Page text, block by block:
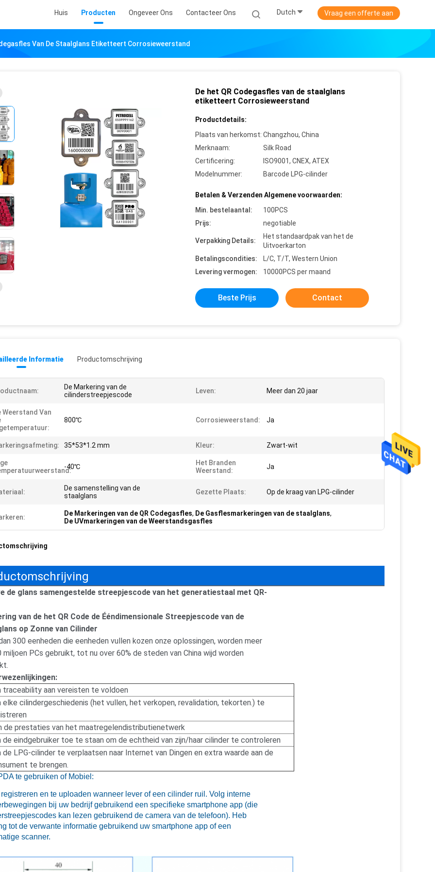
Huis Producten Ongeveer Ons Contacteer Ons Dutch Vraag een offerte aan
Van De Staalglans Etiketteert Corrosieweerstand
De het QR Codegasfles van de staalglans
etiketteert Corrosieweerstand
Productdetails:
Plaats van herkomst: Changzhou, China
Merknaam:
Silk Road
Certificering:
ISO9001, CNEX, ATEX
Modelnummer:
Barcode LPG-cilinder
Betalen & Verzenden Algemene voorwaarden:
Min. bestelaantal:
100PCS
Prijs:
negotiable
Verpakking Details:
Het standaardpak van het de
Uitvoerkarton
Betalingscondities:
L/C, T/T, Western Union
Levering vermogen:
10000PCS per maand
Beste Prijs Contact
Informatie Productomschrijving
De Markering van de
cilinderstreepjescode
Leven: Meer dan 20 jaar
Weerstand Van
800℃ Corrosieweerstand: Ja
35*53*1.2 mm Kleur: Zwart-wit
-40℃
Het Branden
Weerstand:
Ja
De samenstelling van de
staalglans
Gezette Plaats: Op de kraag van LPG-cilinder
De Markeringen van de QR Codegasfles, De Gasflesmarkeringen van de staalglans,
De UVmarkeringen van de Weerstandsgasfles
de glans samengestelde streepjescode van het generatiestaal met QR-
van de het QR Code de Ééndimensionale Streepjescode van de
op Zonne van Cilinder
300 eenheden die eenheden vullen kozen onze oplossingen, worden meer
miljoen PCs gebruikt, tot nu over 60% de steden van China wijd worden
traceability aan vereisten te voldoen
elke cilindergeschiedenis (het vullen, het verkopen, revalidation, tekorten.) te
de prestaties van het maatregelendistributienetwerk
de eindgebruiker toe te staan om de echtheid van zijn/haar cilinder te controleren
de LPG-cilinder te verplaatsen naar Internet van Dingen en extra waarde aan de
te brengen.
te gebruiken of Mobiel:
registreren en te uploaden wanneer lever of een cilinder ruil. Volg interne
bij uw bedrijf gebruikend een specifieke smartphone app (die
kan lezen gebruikend de camera van de telefoon). Heb
tot de verwante informatie gebruikend uw smartphone app of een
scanner.